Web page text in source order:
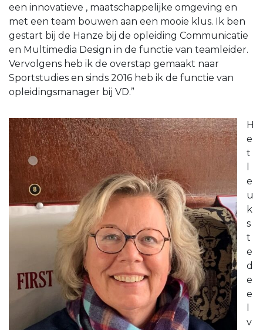
een innovatieve , maatschappelijke omgeving en
met een team bouwen aan een mooie klus. Ik ben
gestart bij de Hanze bij de opleiding Communicatie
en Multimedia Design in de functie van teamleider.
Vervolgens heb ik de overstap gemaakt naar
Sportstudies en sinds 2016 heb ik de functie van
opleidingsmanager bij VD.”
H
e
t
e
u
k
s
t
e
d
e
e
v